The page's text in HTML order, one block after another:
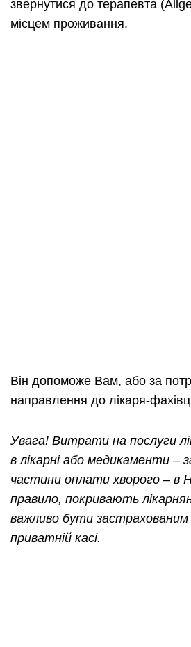
звернутися до терапевта
місцем проживання.
Він допоможе Вам, або за
направлення до лікаря-
Увага! Витрати на послуги
в лікарні або медикаменти –
частини оплати хворого – в
правило, покривають
важливо бути застрахованим
приватній касі.